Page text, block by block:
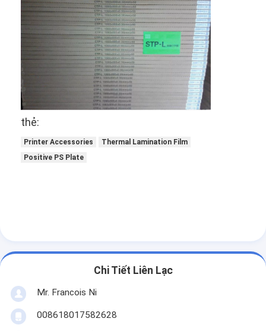
Die cắt Thiết bị
Máy tự động Bender
Máy ép công nghiệp
Sách Making Machine
Máy đóng gói tự động
Máy in tự động
Túi giấy Forming Machine
Máy đóng gói tự động
thẻ:
Printer Accessories
Thermal Lamination Film
Positive PS Plate
Chi Tiết Liên Lạc
Mr. Francois Ni
008618017582628